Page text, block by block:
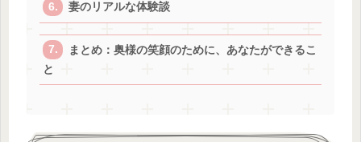
妻のリアルな体験談
まとめ：奥様の笑顔のために、あなたができるこ
と